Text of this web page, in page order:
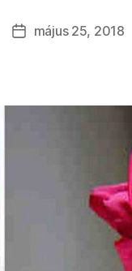
Bejegyzés
május 25, 2018